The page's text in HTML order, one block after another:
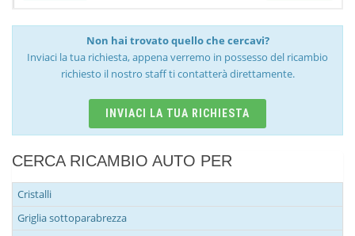
Non hai trovato quello che cercavi?
Inviaci la tua richiesta, appena verremo in possesso del ricambio
richiesto il nostro staff ti contatterà direttamente.
INVIACI LA TUA RICHIESTA
CERCA RICAMBIO AUTO PER
Cristalli
Griglia sottoparabrezza